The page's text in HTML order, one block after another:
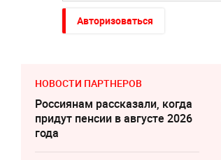
Авторизоваться
НОВОСТИ ПАРТНЕРОВ
Россиянам рассказали, когда
придут пенсии в августе 2026
года